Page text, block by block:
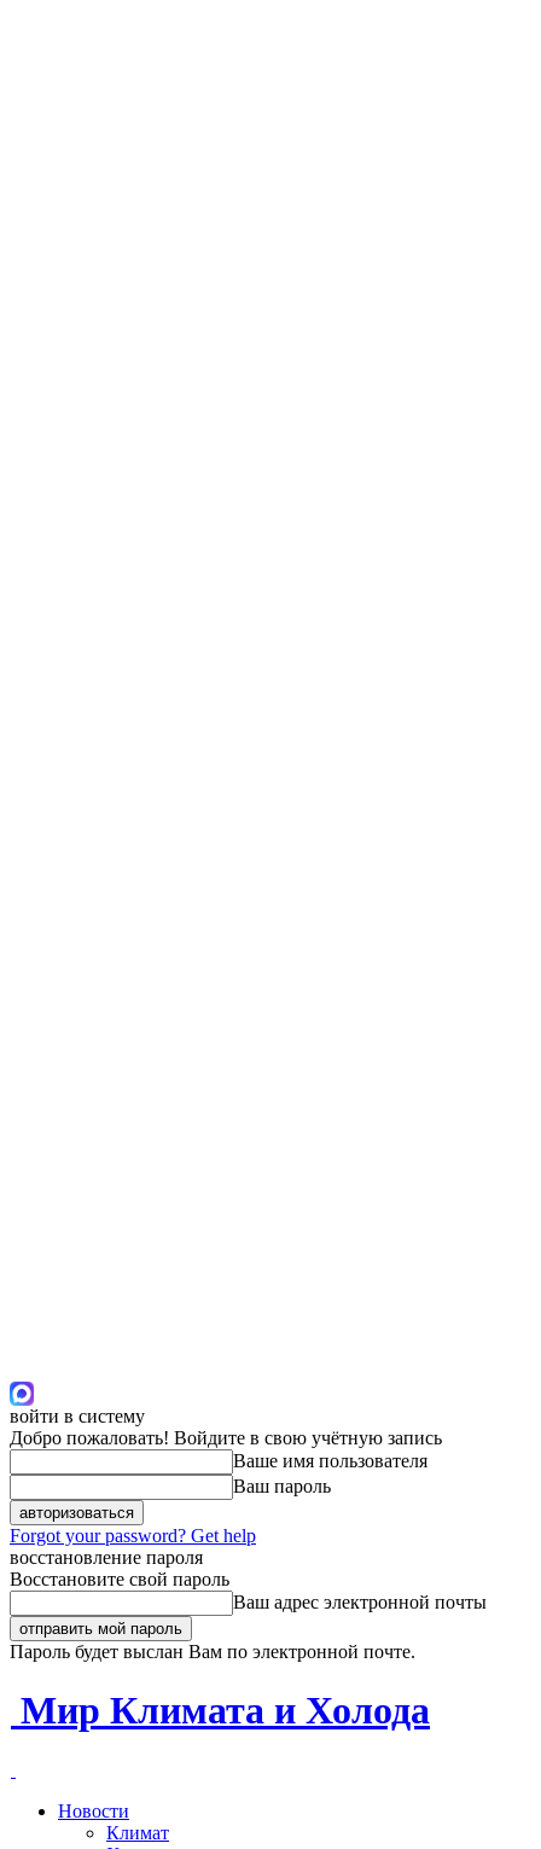
войти в систему
Добро пожаловать! Войдите в свою учётную запись
Ваше имя пользователя
Ваш пароль
Forgot your password? Get help
восстановление пароля
Восстановите свой пароль
Ваш адрес электронной почты
Пароль будет выслан Вам по электронной почте.
Мир Климата и Холода
Новости
Климат